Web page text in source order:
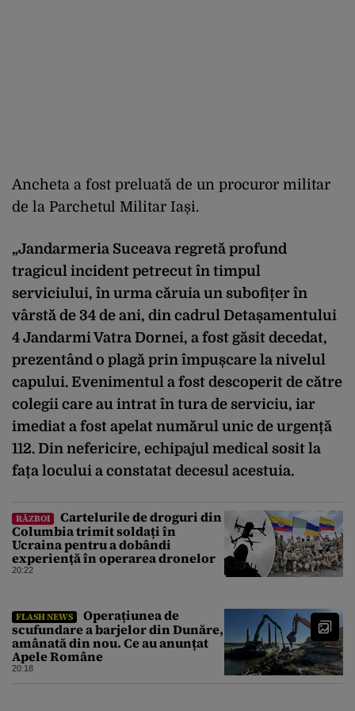
Ancheta a fost preluată de un procuror militar
de la Parchetul Militar Iași.
„Jandarmeria Suceava regretă profund
tragicul incident petrecut în timpul
serviciului, în urma căruia un subofițer în
vârstă de 34 de ani, din cadrul Detașamentului
4 Jandarmi Vatra Dornei, a fost găsit decedat,
prezentând o plagă prin împușcare la nivelul
capului. Evenimentul a fost descoperit de către
colegii care au intrat în tura de serviciu, iar
imediat a fost apelat numărul unic de urgență
112. Din nefericire, echipajul medical sosit la
fața locului a constatat decesul acestuia.
RĂZBOI
Cartelurile de droguri din
Columbia trimit soldați în
Ucraina pentru a dobândi
experiență în operarea dronelor
20:22
FLASH NEWS
Operațiunea de
scufundare a barjelor din Dunăre,
amânată din nou. Ce au anunțat
Apele Române
20:18